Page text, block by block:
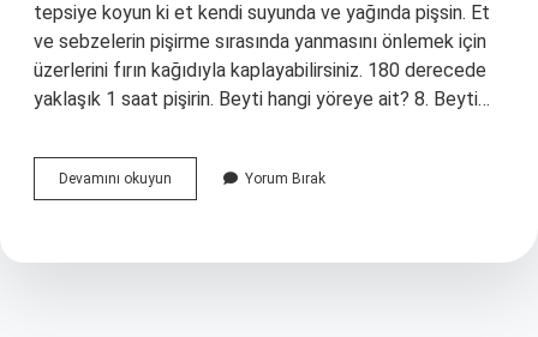
tepsiye koyun ki et kendi suyunda ve yağında pişsin. Et
ve sebzelerin pişirme sırasında yanmasını önlemek için
üzerlerini fırın kağıdıyla kaplayabilirsiniz. 180 derecede
yaklaşık 1 saat pişirin. Beyti hangi yöreye ait? 8. Beyti…
Devamını okuyun
Ne
Yorum Bırak